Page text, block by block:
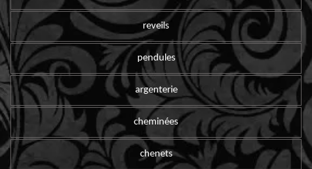
reveils
pendules
argenterie
cheminées
chenets